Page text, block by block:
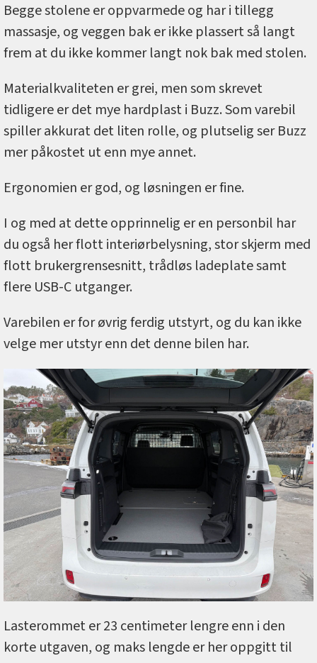
Begge stolene er oppvarmede og har i tillegg
massasje, og veggen bak er ikke plassert så langt
frem at du ikke kommer langt nok bak med stolen.
Materialkvaliteten er grei, men som skrevet
tidligere er det mye hardplast i Buzz. Som varebil
spiller akkurat det liten rolle, og plutselig ser Buzz
mer påkostet ut enn mye annet.
Ergonomien er god, og løsningen er fine.
I og med at dette opprinnelig er en personbil har
du også her flott interiørbelysning, stor skjerm med
flott brukergrensesnitt, trådløs ladeplate samt
flere USB-C utganger.
Varebilen er for øvrig ferdig utstyrt, og du kan ikke
velge mer utstyr enn det denne bilen har.
Lasterommet er 23 centimeter lengre enn i den
korte utgaven, og maks lengde er her oppgitt til